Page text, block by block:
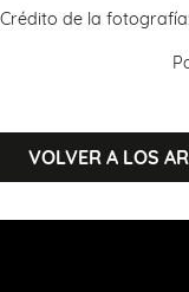
Crédito de la
VOLVER A LOS